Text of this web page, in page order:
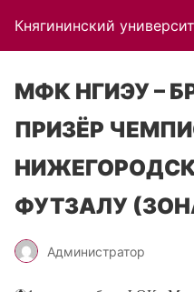
Княгининский
МФК НГИЭУ –
ПРИЗЁР
ФУТЗАЛУ
Администратор